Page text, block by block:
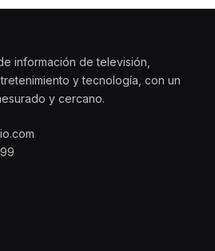
información de televisión,
y tecnología, con un
y cercano.